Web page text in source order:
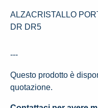
ALZACRISTALLO
DR DR5
---
Questo prodotto è
quotazione.